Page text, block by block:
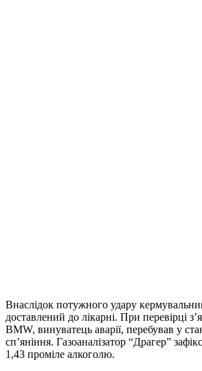
Внаслідок потужного удару
доставлений до лікарні. При перевірці
BMW, винуватець аварії, перебував у
сп’яніння. Газоаналізатор “Драгер”
1,43 проміле алкоголю.